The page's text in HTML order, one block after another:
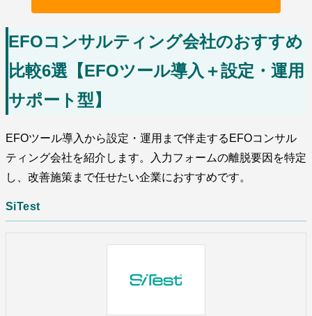
EFOコンサルティング会社のおすすめ
比較6選【EFOツール導入＋設定・運用
サポート型】
EFOツール導入から設定・運用まで伴走するEFOコンサル
ティング会社を紹介します。入力フォームの離脱要因を特定
し、改善施策まで任せたい企業におすすめです。
SiTest